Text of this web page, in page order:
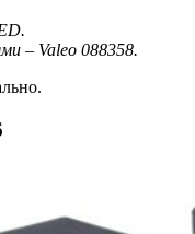
– Valeo 088358.